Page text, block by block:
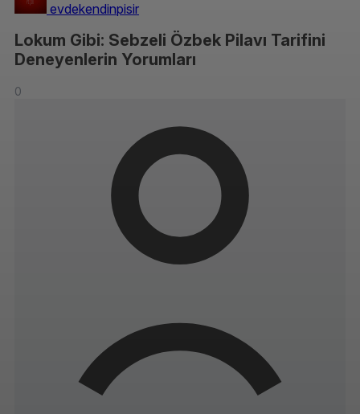
evdekendinpisir
Lokum Gibi: Sebzeli Özbek Pilavı Tarifini
Deneyenlerin Yorumları
0